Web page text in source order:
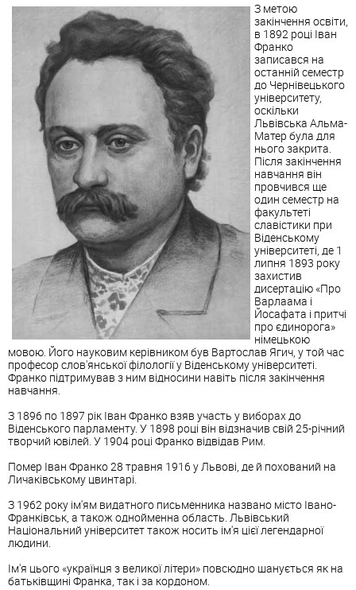
З метою
закінчення освіти,
в 1892 році Іван
Франко
записався на
останній семестр
до Чернівецького
університету,
оскільки
Львівська Альма-
Матер була для
нього закрита.
Після закінчення
навчання він
провчився ще
один семестр на
факультеті
славістики при
Віденському
університеті, де 1
липня 1893 року
захистив
дисертацію «Про
Варлаама і
Йосафата і притчі
про єдинорога»
німецькою
мовою. Його науковим керівником був Вартослав Ягич, у той час
професор слов'янської філології у Віденському університеті.
Франко підтримував з ним відносини навіть після закінчення
навчання.
З 1896 по 1897 рік Іван Франко взяв участь у виборах до
Віденського парламенту. У 1898 році він відзначив свій 25-річний
творчий ювілей. У 1904 році Франко відвідав Рим.
Помер Іван Франко 28 травня 1916 у Львові, де й похований на
Личаківському цвинтарі.
З 1962 року ім'ям видатного письменника названо місто Івано-
Франківськ, а також однойменна область. Львівський
Національний університет також носить ім'я цієї легендарної
людини.
Ім'я цього «українця з великої літери» повсюдно шанується як на
батьківщині Франка, так і за кордоном.